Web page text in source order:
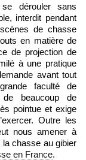
dérouler sans
interdit pendant
de chasse
en matière de
de projection de
à une pratique
avant tout
faculté de
de beaucoup de
pointue et exige
Outre les
nous amener à
la chasse au gibier
en France.